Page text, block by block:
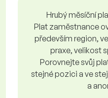
Hrubý měsíční
Plat zaměstnance
především region,
praxe, velikost
Porovnejte svůj
stejné pozici a ve
a